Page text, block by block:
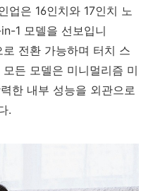
업은 16인치와 17인치 노
1 모델을 선보입니
전환 가능하며 터치 스
든 모델은 미니멀리즘 미
한 내부 성능을 외관으로
.